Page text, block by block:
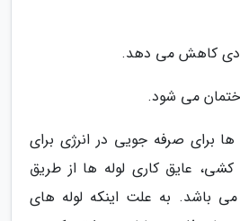
کاهش می دهد.
می شود.
برای صرفه جویی در انرژی برای
عایق کاری لوله ها از طریق
می باشد. به علت اینکه لوله های